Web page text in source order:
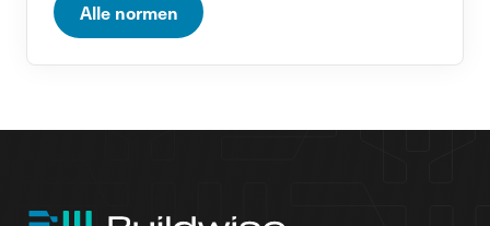
Alle normen